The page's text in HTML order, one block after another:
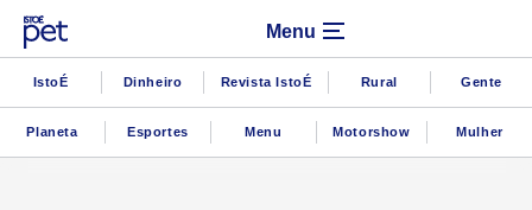
Menu
IstoÉ Dinheiro Revista IstoÉ Rural Gente
Planeta Esportes Menu Motorshow Mulher